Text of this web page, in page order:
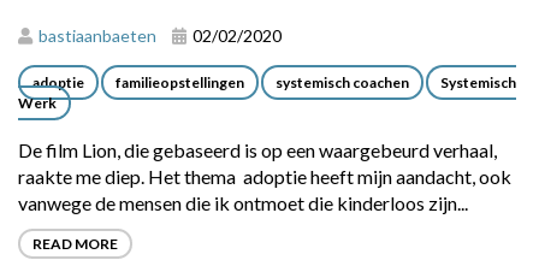
bastiaanbaeten 02/02/2020
adoptie familieopstellingen systemisch coachen
Systemisch
Werk
De film Lion, die gebaseerd is op een waargebeurd verhaal,
raakte me diep. Het thema adoptie heeft mijn aandacht, ook
vanwege de mensen die ik ontmoet die kinderloos zijn...
READ MORE